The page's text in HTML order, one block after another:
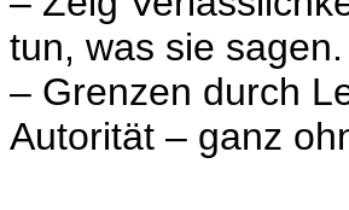
tun, was sie sagen.
– Grenzen durch
Autorität – ganz